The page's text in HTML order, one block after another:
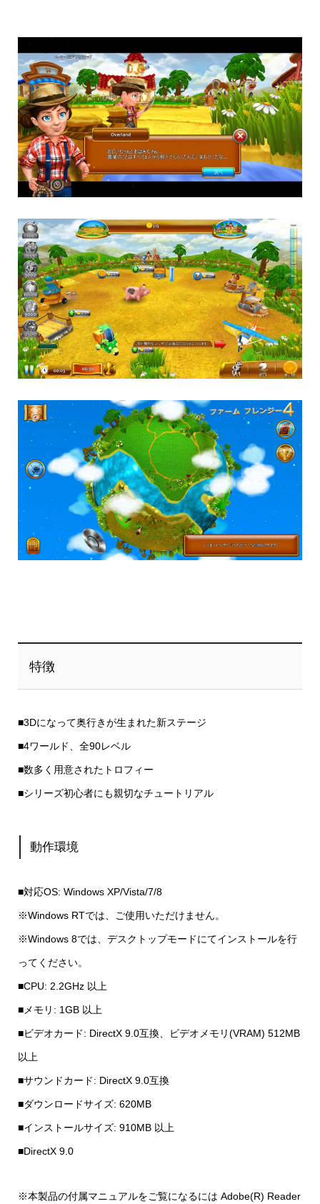
特徴
■3Dになって奥行きが生まれた新ステージ
■4ワールド、全90レベル
■数多く用意されたトロフィー
■シリーズ初心者にも親切なチュートリアル
動作環境
■対応OS: Windows XP/Vista/7/8
※Windows RTでは、ご使用いただけません。
※Windows 8では、デスクトップモードにてインストールを行
ってください。
■CPU: 2.2GHz 以上
■メモリ: 1GB 以上
■ビデオカード: DirectX 9.0互換、ビデオメモリ(VRAM) 512MB
以上
■サウンドカード: DirectX 9.0互換
■ダウンロードサイズ: 620MB
■インストールサイズ: 910MB 以上
■DirectX 9.0
※本製品の付属マニュアルをご覧になるには Adobe(R) Reader